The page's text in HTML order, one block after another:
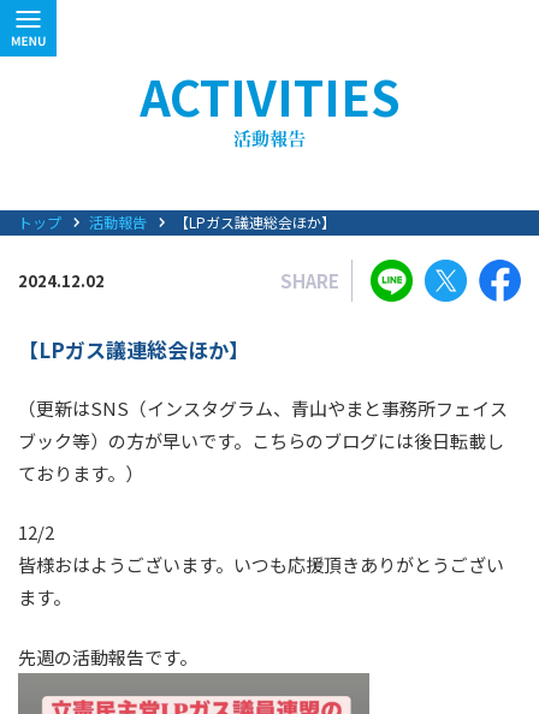
ACTIVITIES
トップ 活動報告 【LPガス議連総会ほか】
2024.12.02 SHARE
【LPガス議連総会ほか】
（更新はSNS（インスタグラム、青山やまと事務所フェイス
ブック等）の方が早いです。こちらのブログには後日転載し
ております。）
12/2
皆様おはようございます。いつも応援頂きありがとうござい
ます。
先週の活動報告です。